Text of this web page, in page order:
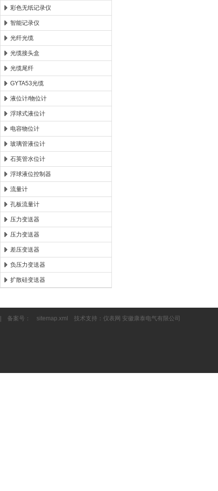
彩色无纸记录仪
智能记录仪
光纤光缆
光缆接头盒
光缆尾纤
GYTA53光缆
液位计/物位计
浮球式液位计
电容物位计
玻璃管液位计
石英管水位计
浮球液位控制器
流量计
孔板流量计
压力变送器
压力变送器
差压变送器
负压力变送器
扩散硅变送器
| 备案号： sitemap.xml 技术支持： 仪表网 安徽康泰电气有限公司